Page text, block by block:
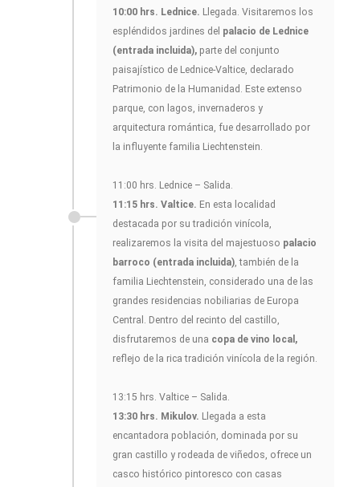
10:00 hrs. Lednice. Llegada. Visitaremos los
espléndidos jardines del palacio de Lednice
(entrada incluida), parte del conjunto
paisajístico de Lednice-Valtice, declarado
Patrimonio de la Humanidad. Este extenso
parque, con lagos, invernaderos y
arquitectura romántica, fue desarrollado por
la influyente familia Liechtenstein.
11:00 hrs. Lednice – Salida.
11:15 hrs. Valtice. En esta localidad
destacada por su tradición vinícola,
realizaremos la visita del majestuoso palacio
barroco (entrada incluida), también de la
familia Liechtenstein, considerado una de las
grandes residencias nobiliarias de Europa
Central. Dentro del recinto del castillo,
disfrutaremos de una copa de vino local,
reflejo de la rica tradición vinícola de la región.
13:15 hrs. Valtice – Salida.
13:30 hrs. Mikulov. Llegada a esta
encantadora población, dominada por su
gran castillo y rodeada de viñedos, ofrece un
casco histórico pintoresco con casas